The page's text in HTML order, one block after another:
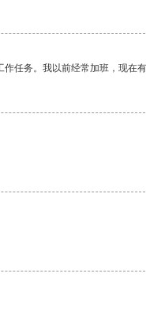
任务。我以前经常加班，现在